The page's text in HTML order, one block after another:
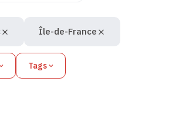
Tags
Île-de-France